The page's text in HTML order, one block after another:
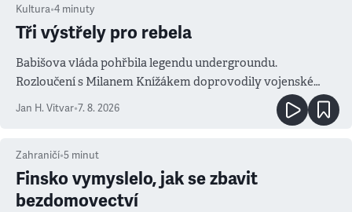
Kultura•4 minuty
Tři výstřely pro rebela
Babišova vláda pohřbila legendu undergroundu.
Rozloučení s Milanem Knížákem doprovodily vojenské
salvy i kritika pokrokářů
Jan H. Vitvar•7. 8. 2026
Zahraničí•5 minut
Finsko vymyslelo, jak se zbavit
bezdomovectví